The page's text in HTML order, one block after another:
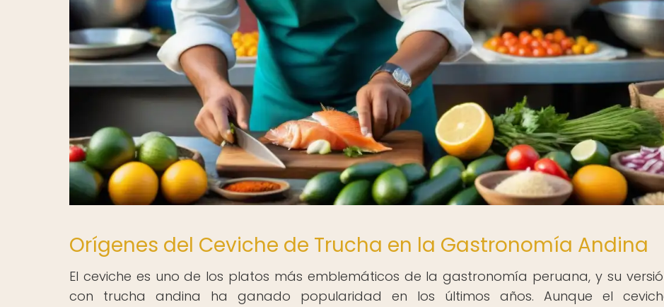
Orígenes del Ceviche de Trucha en la Gastronomía Andina
El ceviche es uno de los platos más emblemáticos de la gastronomía peruana, y su
con trucha andina ha ganado popularidad en los últimos años. Aunque el